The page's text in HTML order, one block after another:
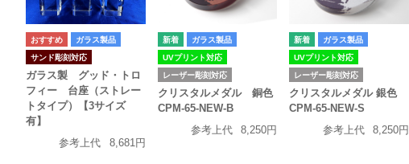
ガラス製品
サンド彫刻対応
ガラス製 グッド・トロ
フィー 台座（ストレー
トタイプ）【3サイズ
有】
参考上代
8,681円
ガラス製品
UVプリント対応
レーザー彫刻対応
クリスタルメダル 銅色
CPM-65-NEW-B
参考上代
8,250円
ガラス製品
UVプリント対応
レーザー彫刻対応
クリスタルメダル 銀色
CPM-65-NEW-S
参考上代
8,250円